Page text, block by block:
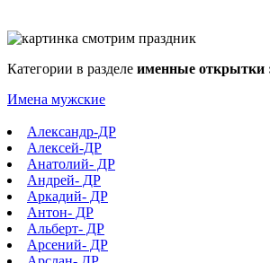
Категории в разделе именные открытки
Имена мужские
Александр-ДР
Алексей-ДР
Анатолий- ДР
Андрей- ДР
Аркадий- ДР
Антон- ДР
Альберт- ДР
Арсений- ДР